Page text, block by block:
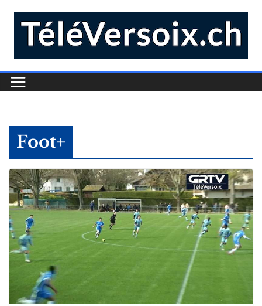
Foot+